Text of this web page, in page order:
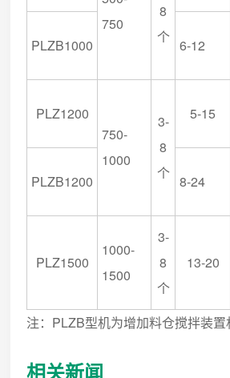
750
8
个
PLZB1000 6-12
PLZ1200
750-
1000
3-
8
个
5-15
PLZB1200 8-24
PLZ1500
1000-
1500
3-
8
个
13-20
注：PLZB型机为增加料仓搅拌装置
相关新闻